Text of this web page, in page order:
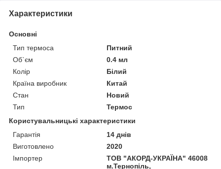
Характеристики
Основні
Тип термоса
Питний
Об`єм
0.4 мл
Колір
Білий
Країна виробник
Китай
Стан
Новий
Тип
Термос
Користувальницькі характеристики
Гарантія
14 днів
Виготовлено
2020
Імпортер
ТОВ "АКОРД-УКРАЇНА" 46008
м.Тернопіль,